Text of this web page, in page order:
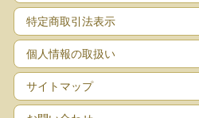
特定商取引法表示
個人情報の取扱い
サイトマップ